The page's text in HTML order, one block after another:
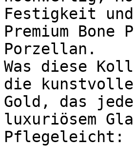
Festigkeit
Premium
Porzellan.
Was diese
die kunstvolle
Gold, das
luxuriösem
Pflegeleicht: